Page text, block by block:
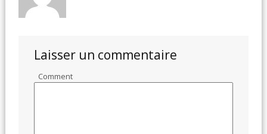
Laisser un commentaire
Comment